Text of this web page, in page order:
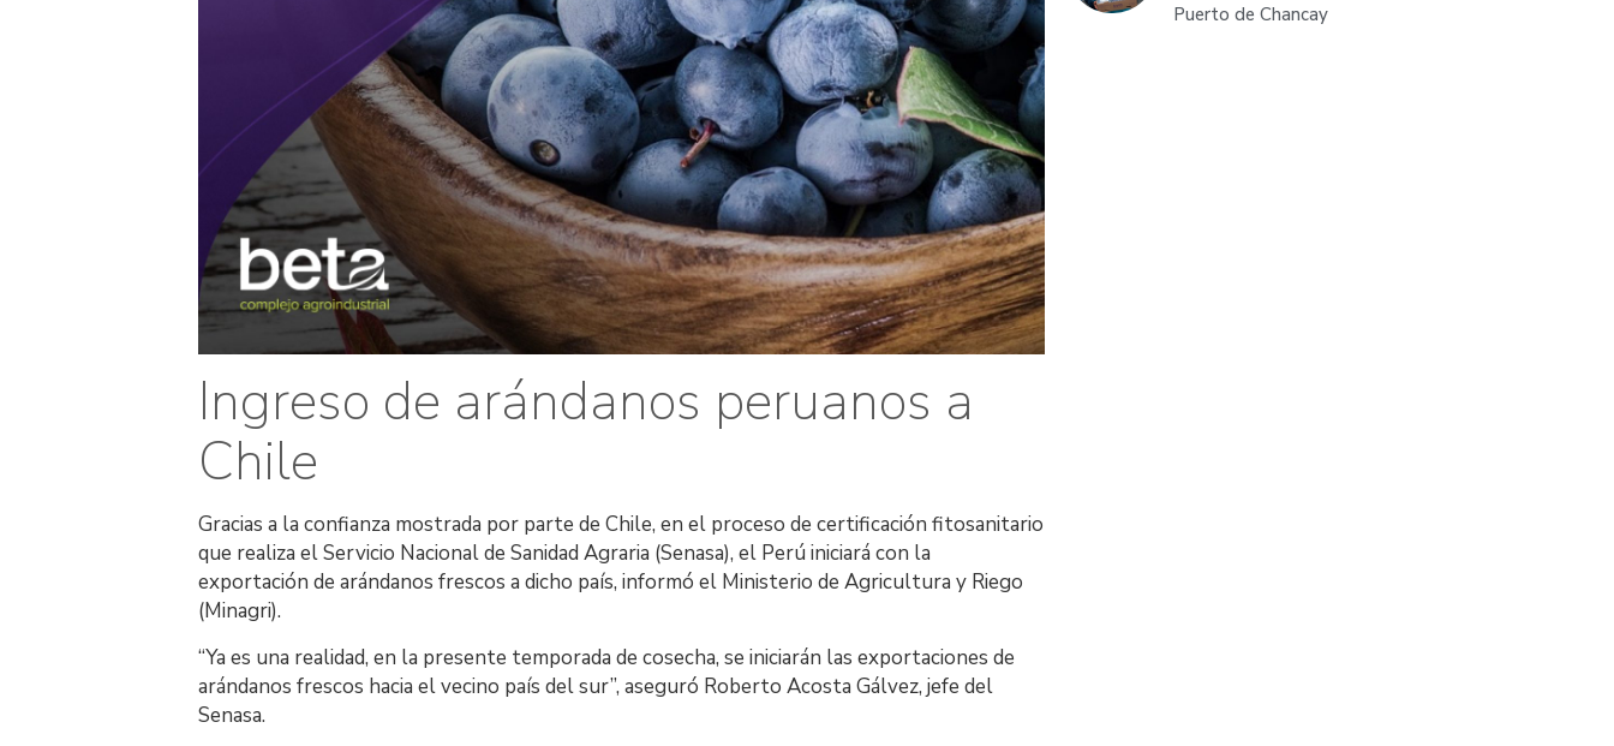
Ingreso de arándanos peruanos a
Chile
Gracias a la confianza mostrada por parte de Chile, en el proceso de certificación fitosanitario
que realiza el Servicio Nacional de Sanidad Agraria (Senasa), el Perú iniciará con la
exportación de arándanos frescos a dicho país, informó el Ministerio de Agricultura y Riego
(Minagri).
“Ya es una realidad, en la presente temporada de cosecha, se iniciarán las exportaciones de
arándanos frescos hacia el vecino país del sur”, aseguró Roberto Acosta Gálvez, jefe del
Senasa.
Puerto de Chancay